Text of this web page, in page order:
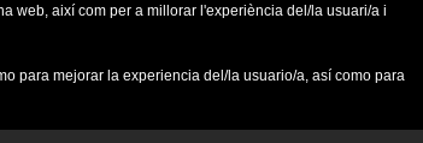
web, així com per a millorar l'experiència del/la usuari/a i
para mejorar la experiencia del/la usuario/a, así como para